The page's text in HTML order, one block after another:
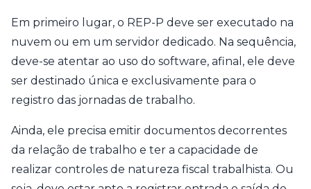
Em primeiro lugar, o REP-P deve ser executado na
nuvem ou em um servidor dedicado. Na sequência,
deve-se atentar ao uso do software, afinal, ele deve
ser destinado única e exclusivamente para o
registro das jornadas de trabalho.
Ainda, ele precisa emitir documentos decorrentes
da relação de trabalho e ter a capacidade de
realizar controles de natureza fiscal trabalhista. Ou